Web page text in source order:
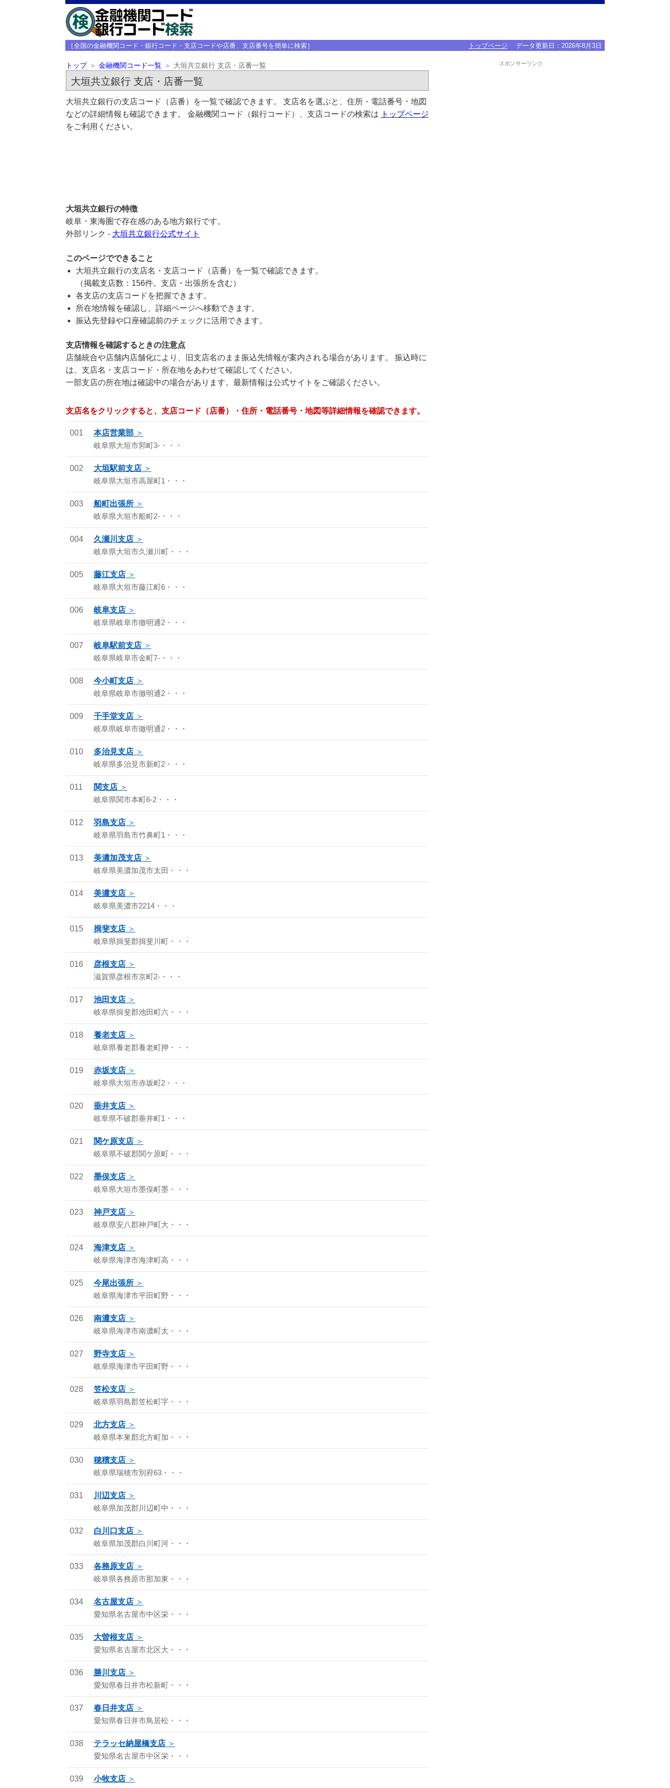
［全国の金融機関コード・銀行コード・支店コードや店番、支店番号を簡単に検索］ トップページ データ更新日： 2026年8月3日
トップ 金融機関コード一覧 大垣共立銀行 支店・店番一覧
大垣共立銀行 支店・店番一覧
大垣共立銀行の支店コード（店番）を一覧で確認できます。 支店名を選ぶと、住所・電話番号・地図
などの詳細情報も確認できます。 金融機関コード（銀行コード）、支店コードの検索は
トップページ
をご利用ください。
大垣共立銀行の特徴
岐阜・東海圏で存在感のある地方銀行です。
外部リンク - 大垣共立銀行公式サイト
このページでできること
大垣共立銀行の支店名・支店コード（店番）を一覧で確認できます。
（掲載支店数：156件。支店・出張所を含む）
各支店の支店コードを把握できます。
所在地情報を確認し、詳細ページへ移動できます。
振込先登録や口座確認前のチェックに活用できます。
支店情報を確認するときの注意点
店舗統合や店舗内店舗化により、旧支店名のまま振込先情報が案内される場合があります。 振込時に
は、支店名・支店コード・所在地をあわせて確認してください。
一部支店の所在地は確認中の場合があります。最新情報は公式サイトをご確認ください。
支店名をクリックすると、支店コード（店番）・住所・電話番号・地図等詳細情報を確認できます。
001 本店営業部
岐阜県大垣市郭町3-・・・
002 大垣駅前支店
岐阜県大垣市高屋町1・・・
003 船町出張所
岐阜県大垣市船町2-・・・
004 久瀬川支店
岐阜県大垣市久瀬川町・・・
005 藤江支店
岐阜県大垣市藤江町6・・・
006 岐阜支店
岐阜県岐阜市徹明通2・・・
007 岐阜駅前支店
岐阜県岐阜市金町7-・・・
008 今小町支店
岐阜県岐阜市徹明通2・・・
009 千手堂支店
岐阜県岐阜市徹明通2・・・
010 多治見支店
岐阜県多治見市新町2・・・
011 関支店
岐阜県関市本町6-2・・・
012 羽島支店
岐阜県羽島市竹鼻町1・・・
013 美濃加茂支店
岐阜県美濃加茂市太田・・・
014 美濃支店
岐阜県美濃市2214・・・
015 揖斐支店
岐阜県揖斐郡揖斐川町・・・
016 彦根支店
滋賀県彦根市京町2-・・・
017 池田支店
岐阜県揖斐郡池田町六・・・
018 養老支店
岐阜県養老郡養老町押・・・
019 赤坂支店
岐阜県大垣市赤坂町2・・・
020 垂井支店
岐阜県不破郡垂井町1・・・
021 関ケ原支店
岐阜県不破郡関ケ原町・・・
022 墨俣支店
岐阜県大垣市墨俣町墨・・・
023 神戸支店
岐阜県安八郡神戸町大・・・
024 海津支店
岐阜県海津市海津町高・・・
025 今尾出張所
岐阜県海津市平田町野・・・
026 南濃支店
岐阜県海津市南濃町太・・・
027 野寺支店
岐阜県海津市平田町野・・・
028 笠松支店
岐阜県羽島郡笠松町字・・・
029 北方支店
岐阜県本巣郡北方町加・・・
030 穂積支店
岐阜県瑞穂市別府63・・・
031 川辺支店
岐阜県加茂郡川辺町中・・・
032 白川口支店
岐阜県加茂郡白川町河・・・
033 各務原支店
岐阜県各務原市那加東・・・
034 名古屋支店
愛知県名古屋市中区栄・・・
035 大曽根支店
愛知県名古屋市北区大・・・
036 勝川支店
愛知県春日井市松新町・・・
037 春日井支店
愛知県春日井市鳥居松・・・
038 テラッセ納屋橋支店
愛知県名古屋市中区栄・・・
039 小牧支店
スポンサーリンク